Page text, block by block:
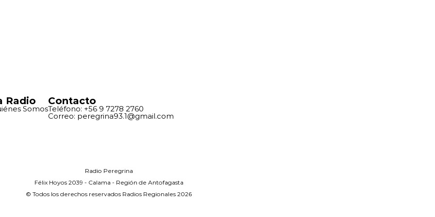
Radio
Somos
Contacto
Teléfono: +56 9 7278 2760
Correo: peregrina93.1@gmail.com
Radio Peregrina
Félix Hoyos 2039 - Calama - Región de Antofagasta
© Todos los derechos reservados Radios Regionales 2026